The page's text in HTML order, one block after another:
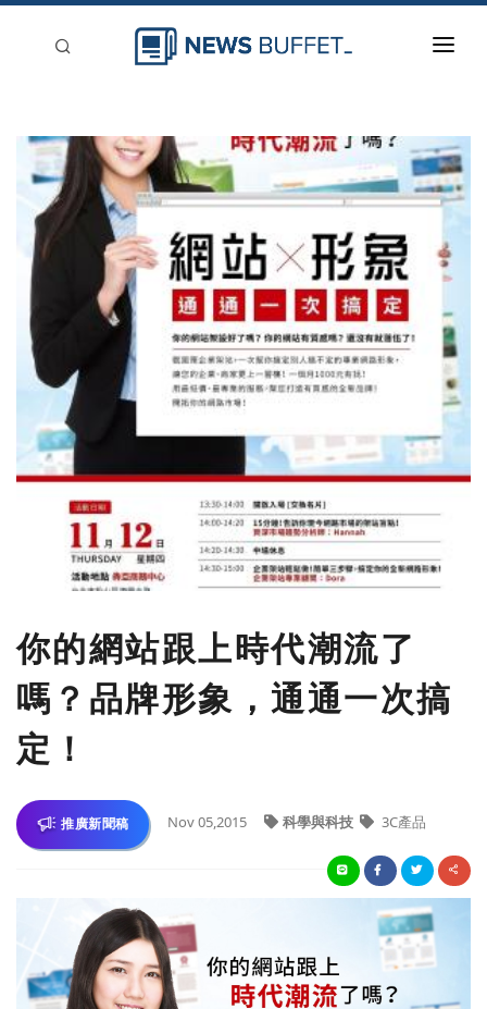
新聞稿分類
登入
你的網站跟上時代潮流了
嗎？品牌形象，通通一次搞
定！
推廣新聞稿 Nov 05,2015 科學與科技 3C產品